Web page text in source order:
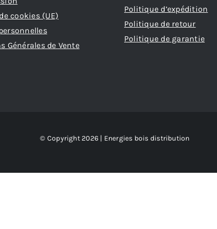
cookies (UE)
Générales de Vente
Politique d’expédition
Politique de retour
Politique de garantie
© Copyright 2026 | Energies bois distribution